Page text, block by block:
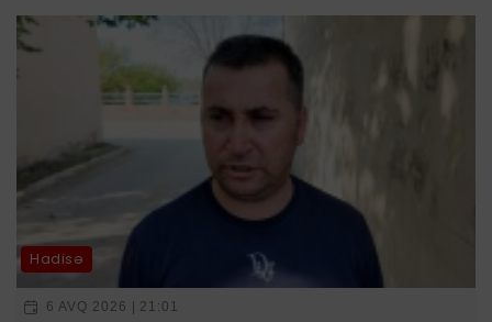
Hadisə
6 AVQ 2026 | 21:01